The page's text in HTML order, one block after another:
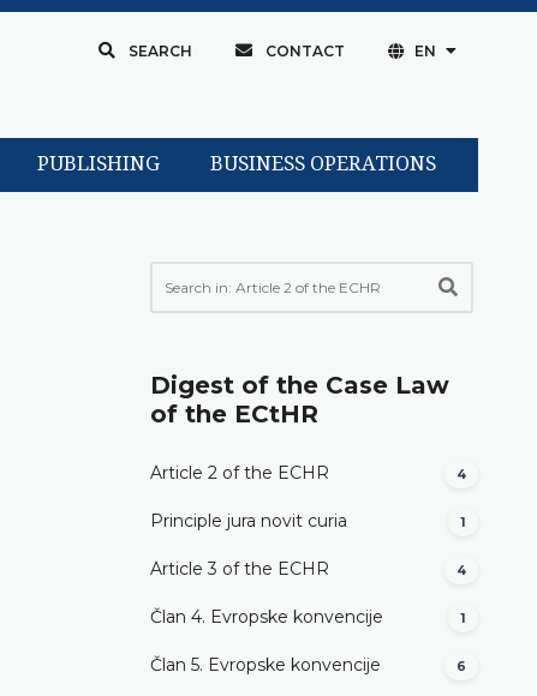
SEARCH CONTACT EN
PUBLISHING BUSINESS OPERATIONS
Digest of the Case Law
of the ECtHR
Article 2 of the ECHR 4
Principle jura novit curia 1
Article 3 of the ECHR 4
Član 4. Evropske konvencije 1
Član 5. Evropske konvencije 6